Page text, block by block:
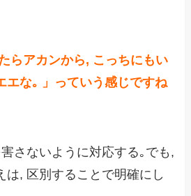
らアカンから, こっちにもい
エな｡ 」っていう感じですね
さないように対応する｡でも,
は, 区別することで明確にし